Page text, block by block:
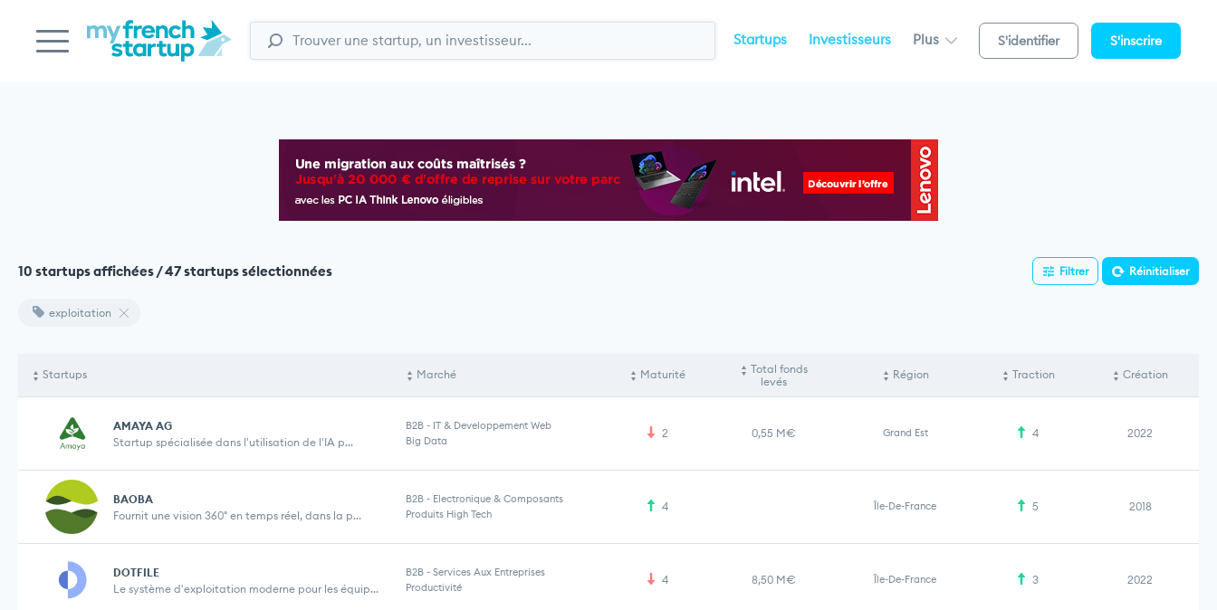
Startups Investisseurs Plus S'identifier S'inscrire
10 startups affichées / 47 startups sélectionnées Filtrer Réinitialiser
exploitation
Startups Marché Maturité
Total fonds
levés
Région Traction Création
AMAYA AG
Startup spécialisée dans l'utilisation de l'IA p...
B2B - IT & Developpement Web
Big Data
2 0,55 M€ Grand Est 4 2022
BAOBA
Fournit une vision 360° en temps réel, dans la p...
B2B - Electronique & Composants
Produits High Tech
4 Île-De-France 5 2018
DOTFILE
Le système d'exploitation moderne pour les équip...
B2B - Services Aux Entreprises
Productivité
4 8,50 M€ Île-De-France 3 2022